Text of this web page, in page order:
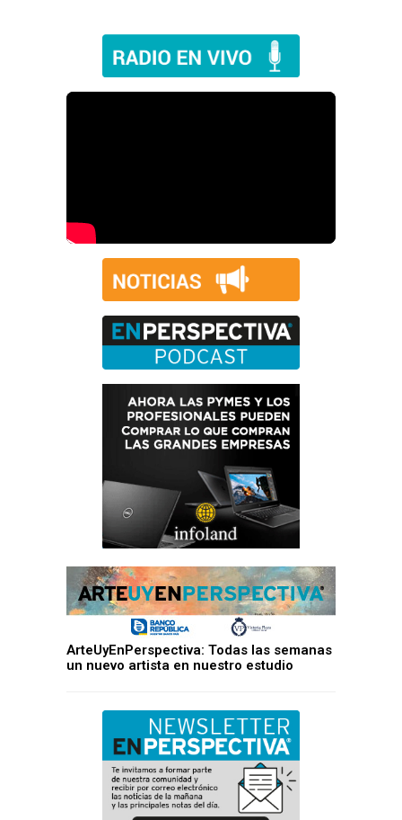
ArteUyEnPerspectiva: Todas las semanas
un nuevo artista en nuestro estudio